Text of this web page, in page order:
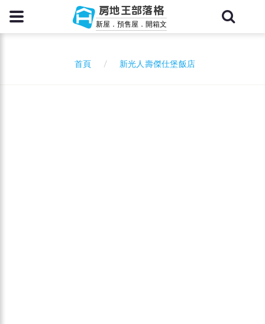
房地王部落格
新屋．預售屋．開箱文
首頁 新光人壽傑仕堡飯店